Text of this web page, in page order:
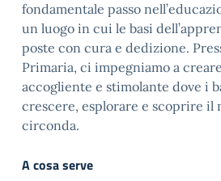
fondamentale passo
un luogo in cui le basi
poste con cura e dedizione.
Primaria, ci impegniamo a
accogliente e stimolante dove i
crescere, esplorare e scoprire il
circonda.
A cosa serve